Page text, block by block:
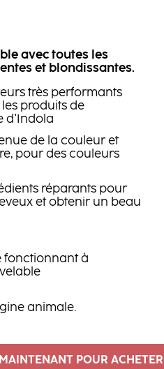
avec toutes les
et blondissantes.
très performants
produits de
d'Indola
de la couleur et
pour des couleurs
réparants pour
et obtenir un beau
fonctionnant à
animale.
POUR ACHETER